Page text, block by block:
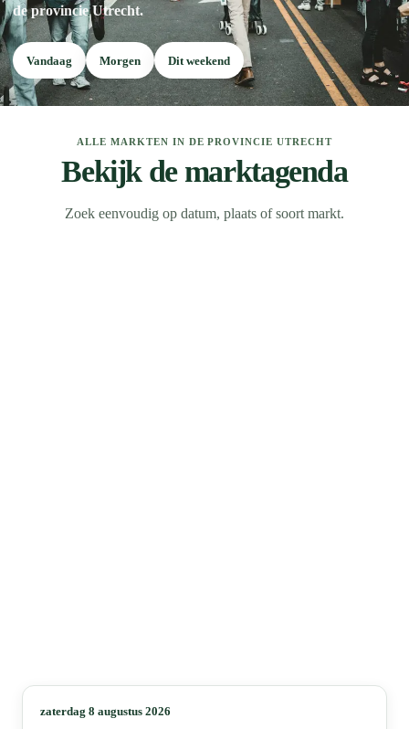
de provincie Utrecht.
Vandaag Morgen Dit weekend
ALLE MARKTEN IN DE PROVINCIE UTRECHT
Bekijk de marktagenda
Zoek eenvoudig op datum, plaats of soort markt.
zaterdag 8 augustus 2026